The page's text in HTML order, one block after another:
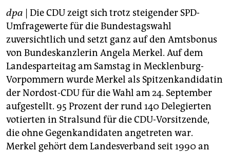
shop
fragen & hilfe
unterstützen
abo
genossenschaft
epaper login
dpa | Die CDU zeigt sich trotz steigender SPD-
Umfragewerte für die Bundestagswahl
zuversichtlich und setzt ganz auf den Amtsbonus
von Bundeskanzlerin Angela Merkel. Auf dem
Landesparteitag am Samstag in Mecklenburg-
Vorpommern wurde Merkel als Spitzenkandidatin
der Nordost-CDU für die Wahl am 24. September
aufgestellt. 95 Prozent der rund 140 Delegierten
votierten in Stralsund für die CDU-Vorsitzende,
die ohne Gegenkandidaten angetreten war.
Merkel gehört dem Landesverband seit 1990 an